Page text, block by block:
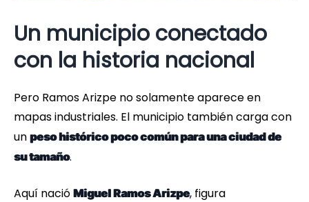
Un municipio conectado
con la historia nacional
Pero Ramos Arizpe no solamente aparece en
mapas industriales. El municipio también carga con
un peso histórico poco común para una ciudad de
su tamaño.
Aquí nació Miguel Ramos Arizpe, figura